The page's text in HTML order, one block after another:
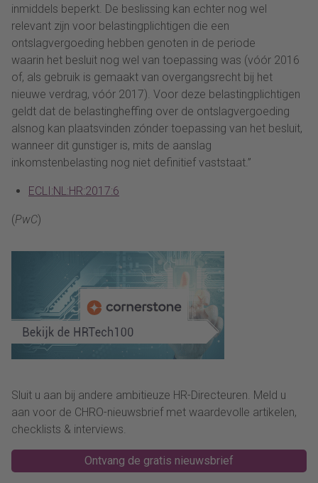
inmiddels beperkt. De beslissing kan echter nog wel
relevant zijn voor belastingplichtigen die een
ontslagvergoeding hebben genoten in de periode
waarin het besluit nog wel van toepassing was (vóór 2016
of, als gebruik is gemaakt van overgangsrecht bij het
nieuwe verdrag, vóór 2017). Voor deze belastingplichtigen
geldt dat de belastingheffing over de ontslagvergoeding
alsnog kan plaatsvinden zónder toepassing van het besluit,
wanneer dit gunstiger is, mits de aanslag
inkomstenbelasting nog niet definitief vaststaat.”
ECLI:NL:HR:2017:6
(PwC)
Sluit u aan bij andere ambitieuze HR-Directeuren. Meld u
aan voor de CHRO-nieuwsbrief met waardevolle artikelen,
checklists & interviews.
Ontvang de gratis nieuwsbrief